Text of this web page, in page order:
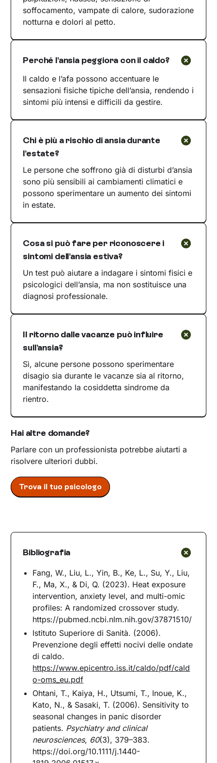
soffocamento, vampate di calore, sudorazione
notturna e dolori al petto.
Perché l’ansia peggiora con il caldo?
Il caldo e l’afa possono accentuare le
sensazioni fisiche tipiche dell’ansia, rendendo i
sintomi più intensi e difficili da gestire.
Chi è più a rischio di ansia durante
l’estate?
Le persone che soffrono già di disturbi d’ansia
sono più sensibili ai cambiamenti climatici e
possono sperimentare un aumento dei sintomi
in estate.
Cosa si può fare per riconoscere i
sintomi dell’ansia estiva?
Un test può aiutare a indagare i sintomi fisici e
psicologici dell’ansia, ma non sostituisce una
diagnosi professionale.
Il ritorno dalle vacanze può influire
sull’ansia?
Sì, alcune persone possono sperimentare
disagio sia durante le vacanze sia al ritorno,
manifestando la cosiddetta sindrome da
rientro.
Hai altre domande?
Parlare con un professionista potrebbe aiutarti a
risolvere ulteriori dubbi.
Trova il tuo psicologo
Bibliografia
Fang, W., Liu, L., Yin, B., Ke, L., Su, Y., Liu,
F., Ma, X., & Di, Q. (2023). Heat exposure
intervention, anxiety level, and multi-omic
profiles: A randomized crossover study.
https://pubmed.ncbi.nlm.nih.gov/37871510/
Istituto Superiore di Sanità. (2006).
Prevenzione degli effetti nocivi delle ondate
di caldo.
https://www.epicentro.iss.it/caldo/pdf/cald
o-oms_eu.pdf
Ohtani, T., Kaiya, H., Utsumi, T., Inoue, K.,
Kato, N., & Sasaki, T. (2006). Sensitivity to
seasonal changes in panic disorder
patients. Psychiatry and clinical
neurosciences, 60(3), 379–383.
https://doi.org/10.1111/j.1440-